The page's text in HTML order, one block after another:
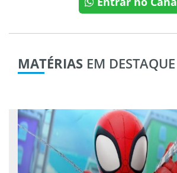
MATÉRIAS EM DESTAQUE